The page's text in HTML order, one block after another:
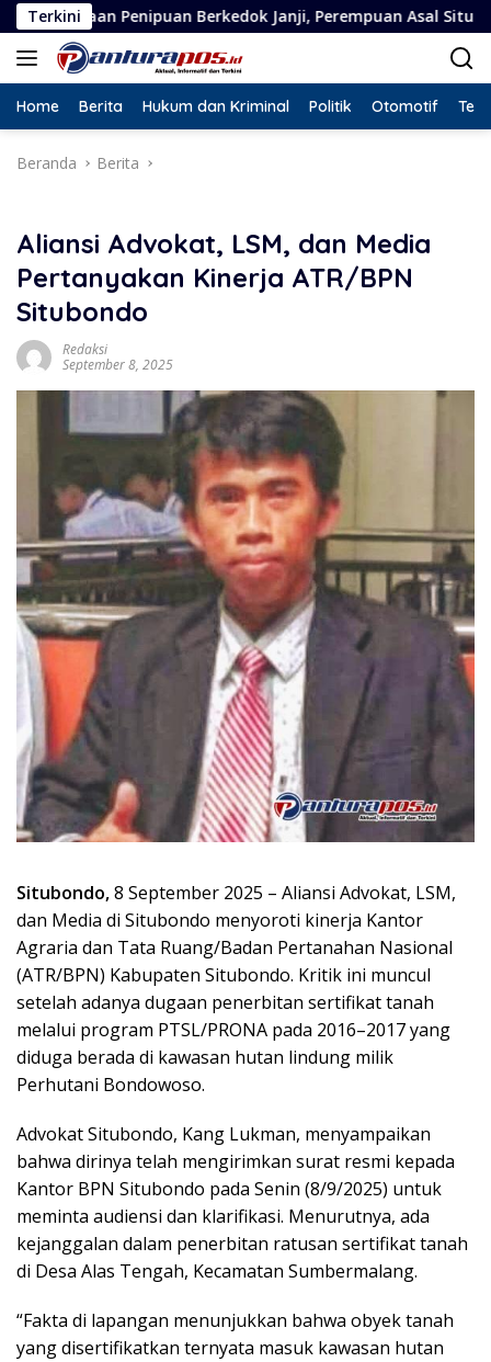
Langsung
ke
konten
Terkini
Berkedok Janji, Perempuan Asal Situbondo Resmi Jadi
Home Berita Hukum dan Kriminal Politik Otomotif
Beranda Berita
Aliansi Advokat, LSM, dan Media
Pertanyakan Kinerja ATR/BPN
Situbondo
Redaksi
September 8, 2025
Situbondo,8 September 2025 – Aliansi Advokat, LSM,
dan Media di Situbondo menyoroti kinerja Kantor
Agraria dan Tata Ruang/Badan Pertanahan Nasional
(ATR/BPN) Kabupaten Situbondo. Kritik ini muncul
setelah adanya dugaan penerbitan sertifikat tanah
melalui program PTSL/PRONA pada 2016–2017 yang
diduga berada di kawasan hutan lindung milik
Perhutani Bondowoso.
Advokat Situbondo, Kang Lukman, menyampaikan
bahwa dirinya telah mengirimkan surat resmi kepada
Kantor BPN Situbondo pada Senin (8/9/2025) untuk
meminta audiensi dan klarifikasi. Menurutnya, ada
kejanggalan dalam penerbitan ratusan sertifikat tanah
di Desa Alas Tengah, Kecamatan Sumbermalang.
“Fakta di lapangan menunjukkan bahwa obyek tanah
yang disertifikatkan ternyata masuk kawasan hutan